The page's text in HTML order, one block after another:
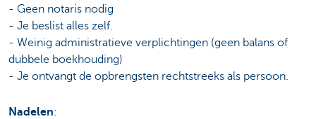
- Geen notaris nodig
- Je beslist alles zelf.
- Weinig administratieve verplichtingen (geen balans of
dubbele boekhouding)
- Je ontvangt de opbrengsten rechtstreeks als persoon.
Nadelen: